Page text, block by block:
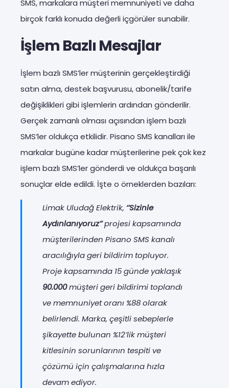
SMS, markalara müşteri memnuniyeti ve daha
birçok farklı konuda değerli içgörüler sunabilir.
İşlem Bazlı Mesajlar
İşlem bazlı SMS’ler müşterinin gerçekleştirdiği
satın alma, destek başvurusu, abonelik/tarife
değişiklikleri gibi işlemlerin ardından gönderilir.
Gerçek zamanlı olması açısından işlem bazlı
SMS’ler oldukça etkilidir. Pisano SMS kanalları ile
markalar bugüne kadar müşterilerine pek çok kez
işlem bazlı SMS’ler gönderdi ve oldukça başarılı
sonuçlar elde edildi. İşte o örneklerden bazıları:
Limak Uludağ Elektrik, ‘’Sizinle
Aydınlanıyoruz’’projesi kapsamında
müşterilerinden Pisano SMS kanalı
aracılığıyla geri bildirim topluyor.
Proje kapsamında 15 günde yaklaşık
90.000müşteri geri bildirimi toplandı
ve memnuniyet oranı %88 olarak
belirlendi. Marka, çeşitli sebeplerle
şikayette bulunan %12’lik müşteri
kitlesinin sorunlarının tespiti ve
çözümü için çalışmalarına hızla
devam ediyor.